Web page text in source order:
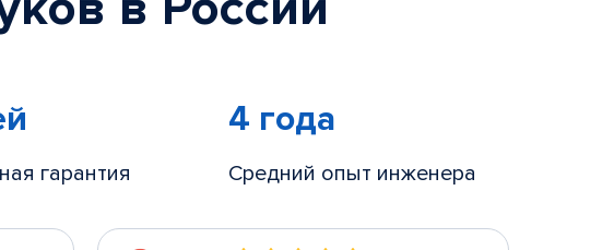
гарантия
4 года
Средний опыт инженера